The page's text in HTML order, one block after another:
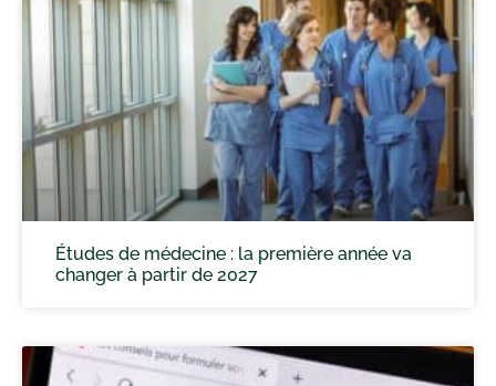
Études de médecine : la première année va
changer à partir de 2027